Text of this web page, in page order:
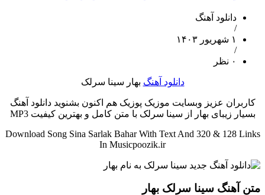
دانلود آهنگ
/
۱ شهریور ۱۴۰۳
/
۰ نظر
دانلود آهنگ بهار سینا سرلک
کاربران عزیز وبسایت موزیک پوزیک هم اکنون بشنوید دانلود آهنگ
بسیار زیبای بهار از سینا سرلک با متن کامل و بهترین کیفیت MP3
Download Song Sina Sarlak Bahar With Text And 320 & 128 Links
In Musicpoozik.ir
متن آهنگ سینا سرلک بهار